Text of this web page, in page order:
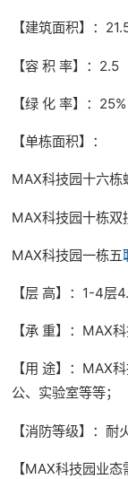
【建筑面积】：
【容 积 率】：2.5
【绿 化 率】：25%
【单栋面积】：
MAX科技园十六栋
MAX科技园十栋双
MAX科技园一栋五
【层 高】：1-4层
【承 重】：MAX
【用 途】：MAX
公、实验室等等；
【消防等级】：耐
【MAX科技园业